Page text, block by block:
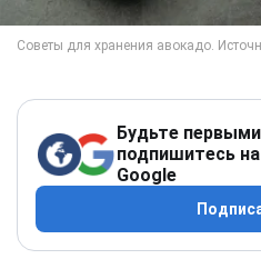
Будьте
подпишитесь
Google